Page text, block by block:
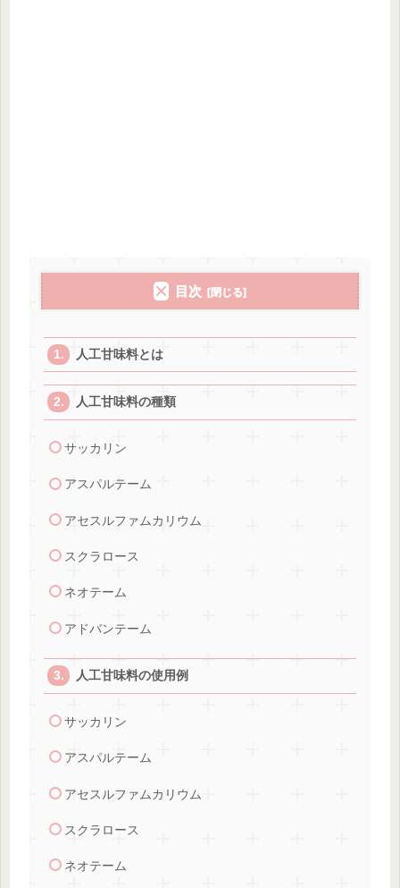
目次
人工甘味料とは
人工甘味料の種類
サッカリン
アスパルテーム
アセスルファムカリウム
スクラロース
ネオテーム
アドバンテーム
人工甘味料の使用例
サッカリン
アスパルテーム
アセスルファムカリウム
スクラロース
ネオテーム